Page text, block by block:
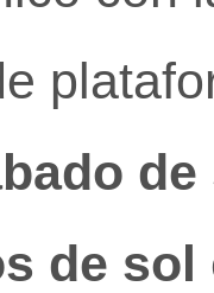
de sol